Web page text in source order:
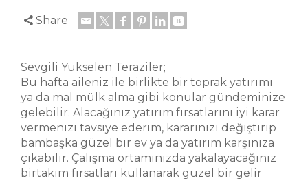
Share
Sevgili Yükselen Teraziler;
Bu hafta aileniz ile birlikte bir toprak yatırımı
ya da mal mülk alma gibi konular gündeminize
gelebilir. Alacağınız yatırım fırsatlarını iyi karar
vermenizi tavsiye ederim, kararınızı değiştirip
bambaşka güzel bir ev ya da yatırım karşınıza
çıkabilir. Çalışma ortamınızda yakalayacağınız
birtakım fırsatları kullanarak güzel bir gelir